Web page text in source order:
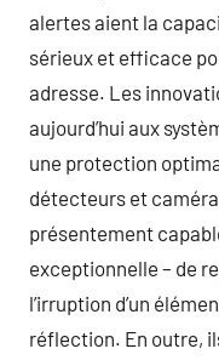
alertes aient la
sérieux et efficace
adresse. Les
aujourd’hui aux
une protection
détecteurs et
présentement
exceptionnelle – de
l’irruption d’un
réflection. En outre,